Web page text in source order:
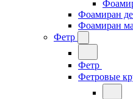
Фоамиран
Фоамиран
Фетр
Фетр
Фетровые